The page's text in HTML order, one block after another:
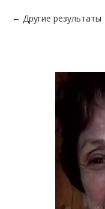
Другие результаты